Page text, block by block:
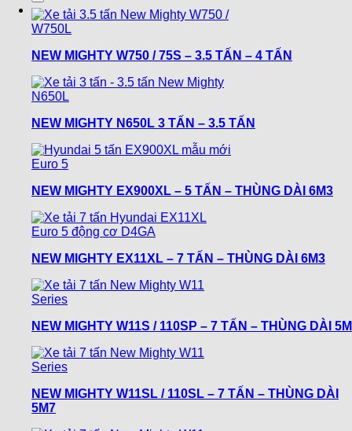
NEW MIGHTY W750 / 75S – 3.5 TẤN – 4 TẤN
NEW MIGHTY N650L 3 TẤN – 3.5 TẤN
NEW MIGHTY EX900XL – 5 TẤN – THÙNG DÀI 6M3
NEW MIGHTY EX11XL – 7 TẤN – THÙNG DÀI 6M3
NEW MIGHTY W11S / 110SP – 7 TẤN – THÙNG DÀI 5M
NEW MIGHTY W11SL / 110SL – 7 TẤN – THÙNG DÀI
5M7